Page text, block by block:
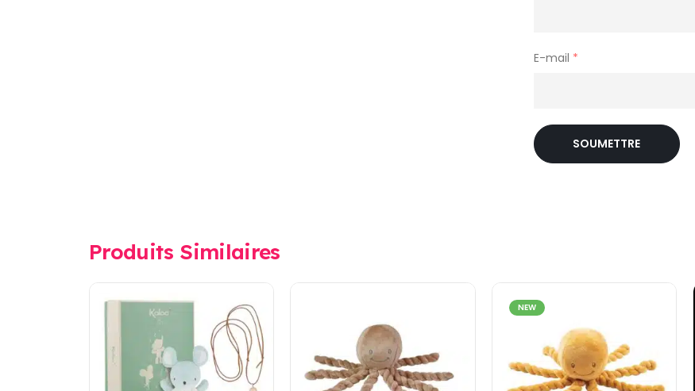
E-mail *
Produits Similaires
NEW